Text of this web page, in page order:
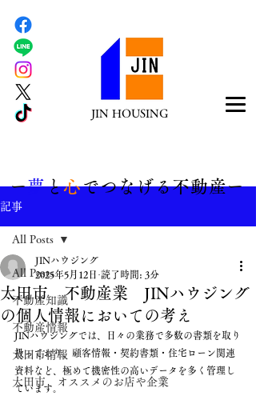
JIN HOUSING
​ー夢と心でつなげる不動産ー
記事
All Posts
不動産知識
不動産情報
太田市情報
太田市 オススメのお店や企業
All Posts
太田市 不動産業 JINハウジング
の個人情報においての考え
JINハウジング
2025年5月12日 読了時間: 3分
JINハウジングでは、日々の業務で多数の書類を取り
扱っており、顧客情報・契約書類・住宅ローン関連
資料など、極めて機密性の高いデータを多く管理し
ています。